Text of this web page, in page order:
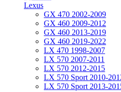
Lexus
GX 470 2002-2009
GX 460 2009-2012
GX 460 2013-2019
GX 460 2019-2022
LX 470 1998-2007
LX 570 2007-2011
LX 570 2012-2015
LX 570 Sport 2010-
LX 570 Sport 2013-